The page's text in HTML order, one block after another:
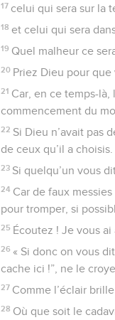
17 celui qui sera sur la
18 et celui qui sera
19 Quel malheur ce
20 Priez Dieu pour que
21 Car, en ce temps-
commencement du
22 Si Dieu n’avait pas
de ceux qu’il a choisis.
23 Si quelqu’un vous
24 Car de faux
pour tromper, si
25 Écoutez ! Je vous ai
26 « Si donc on vous
cache ici !”, ne le
27 Comme l’éclair
28 Où que soit le